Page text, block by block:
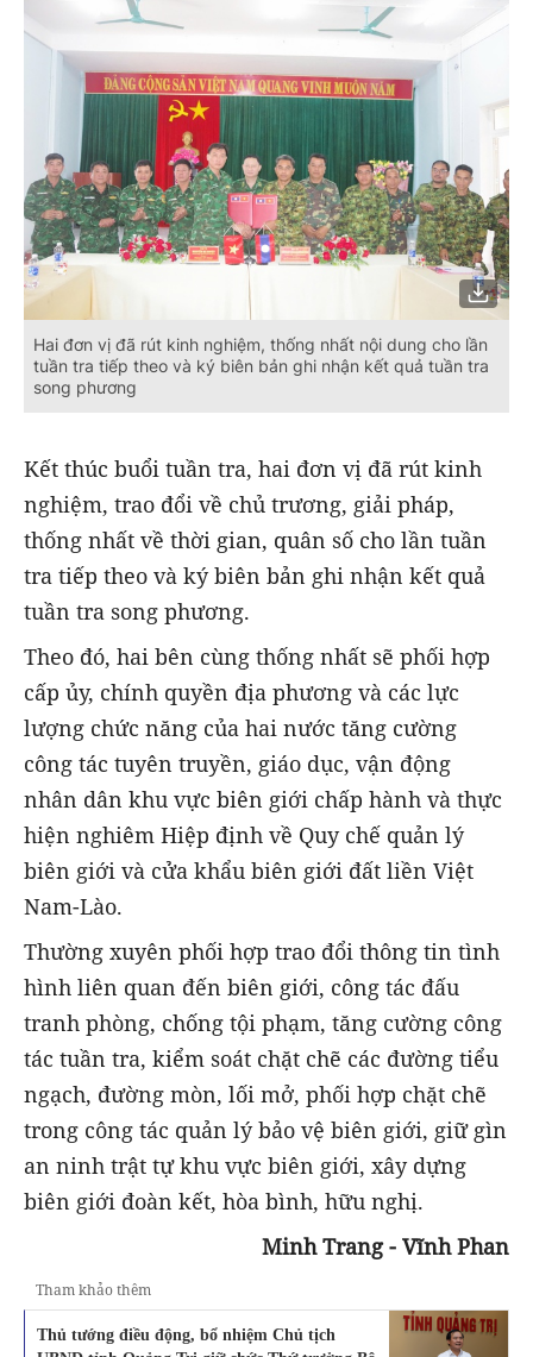
Hai đơn vị đã rút kinh nghiệm, thống nhất nội dung cho lần
tuần tra tiếp theo và ký biên bản ghi nhận kết quả tuần tra
song phương
Kết thúc buổi tuần tra, hai đơn vị đã rút kinh
nghiệm, trao đổi về chủ trương, giải pháp,
thống nhất về thời gian, quân số cho lần tuần
tra tiếp theo và ký biên bản ghi nhận kết quả
tuần tra song phương.
Theo đó, hai bên cùng thống nhất sẽ phối hợp
cấp ủy, chính quyền địa phương và các lực
lượng chức năng của hai nước tăng cường
công tác tuyên truyền, giáo dục, vận động
nhân dân khu vực biên giới chấp hành và thực
hiện nghiêm Hiệp định về Quy chế quản lý
biên giới và cửa khẩu biên giới đất liền Việt
Nam-Lào.
Thường xuyên phối hợp trao đổi thông tin tình
hình liên quan đến biên giới, công tác đấu
tranh phòng, chống tội phạm, tăng cường công
tác tuần tra, kiểm soát chặt chẽ các đường tiểu
ngạch, đường mòn, lối mở, phối hợp chặt chẽ
trong công tác quản lý bảo vệ biên giới, giữ gìn
an ninh trật tự khu vực biên giới, xây dựng
biên giới đoàn kết, hòa bình, hữu nghị.
Minh Trang - Vĩnh Phan
Tham khảo thêm
Thủ tướng điều động, bổ nhiệm Chủ tịch